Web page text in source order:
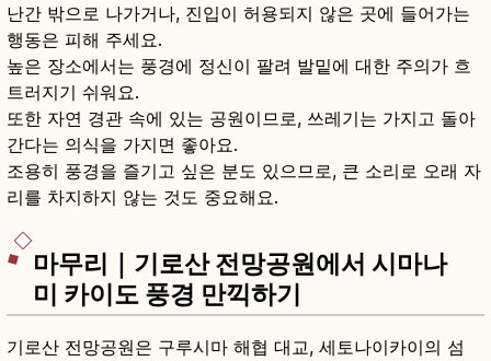
난간 밖으로 나가거나, 진입이 허용되지 않은 곳에 들어가는
행동은 피해 주세요.
높은 장소에서는 풍경에 정신이 팔려 발밑에 대한 주의가 흐
트러지기 쉬워요.
또한 자연 경관 속에 있는 공원이므로, 쓰레기는 가지고 돌아
간다는 의식을 가지면 좋아요.
조용히 풍경을 즐기고 싶은 분도 있으므로, 큰 소리로 오래 자
리를 차지하지 않는 것도 중요해요.
마무리｜기로산 전망공원에서 시마나
미 카이도 풍경 만끽하기
기로산 전망공원은 구루시마 해협 대교, 세토나이카이의 섬